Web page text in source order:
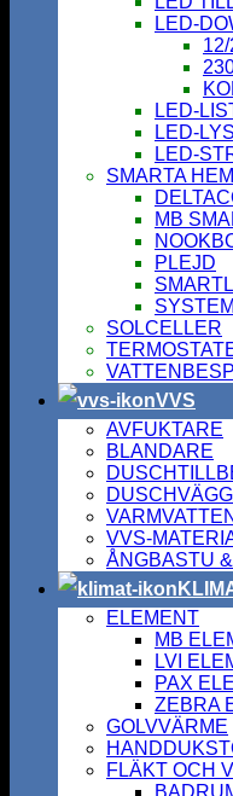
LED-
LED-
LED-
LED-
SMARTA HEM
MB
PLEJD
SOLCELLER
VVS
AVFUKTARE
BLANDARE
VVS-
ÅNGBASTU
ELEMENT
MB
LVI
PAX
ZEBRA
GOLVVÄRME
FLÄKT OCH